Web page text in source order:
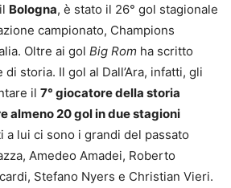
Bologna, è stato il 26° gol stagionale
campionato, Champions
Oltre ai gol Big Rom ha scritto
di storia. Il gol al Dall’Ara, infatti, gli
il 7° giocatore della storia
almeno 20 gol in due stagioni
a lui ci sono i grandi del passato
Amedeo Amadei, Roberto
Stefano Nyers e Christian Vieri.